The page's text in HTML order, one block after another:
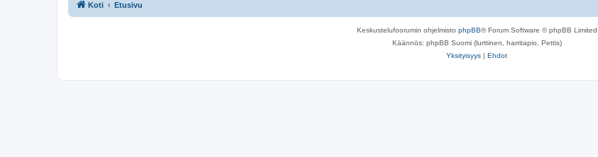
Koti Etusivu
Keskustelufoorumin ohjelmisto phpBB® Forum Software © phpBB Limited
Käännös: phpBB Suomi (lurttinen, harritapio, Pettis)
Yksityisyys | Ehdot